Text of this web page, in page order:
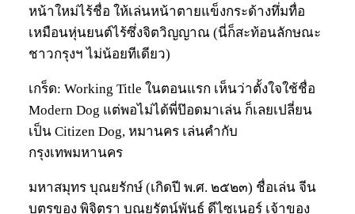
หน้าใหม่ไร้ชื่อ ให้เล่นหน้าตายแข็งกระด้างทึ่มทื่อ
เหมือนหุ่นยนต์ไร้ซึ่งจิตวิญญาณ (นี่ก็สะท้อนลักษณะ
ชาวกรุงฯ ไม่น้อยทีเดียว)
เกร็ด: Working Title ในตอนแรก เห็นว่าตั้งใจใช้ชื่อ
Modern Dog แต่พอไม่ได้พี่ป๊อดมาเล่น ก็เลยเปลี่ยน
เป็น Citizen Dog, หมานคร เล่นคำกับ
กรุงเทพมหานคร
มหาสมุทร บุณยรักษ์ (เกิดปี พ.ศ. ๒๕๒๓) ชื่อเล่น จีน
บุตรของ พิจิตรา บุณยรัตน์พันธ์ ดีไซเนอร์ เจ้าของ